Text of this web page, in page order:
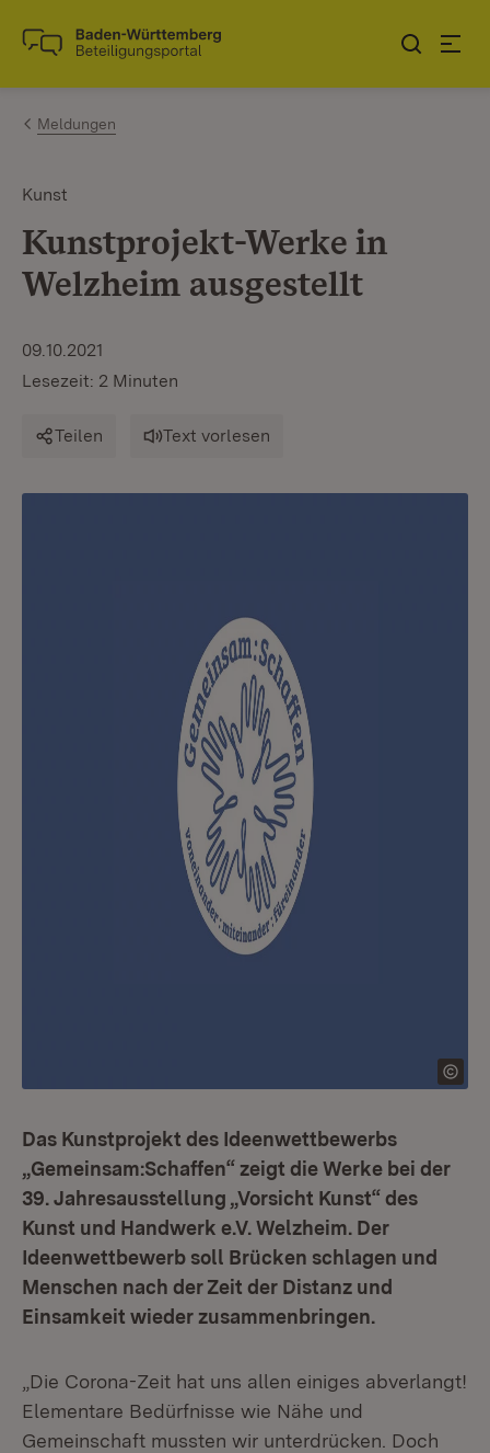
Zum Inhalt springen
Link zur Startseite
Meldungen
Kunst
Kunstprojekt-Werke in
Welzheim ausgestellt
09.10.2021
Lesezeit: 2 Minuten
Teilen Text vorlesen
Das Kunstprojekt des Ideenwettbewerbs
„Gemeinsam:Schaffen“ zeigt die Werke bei der
39. Jahresausstellung „Vorsicht Kunst“ des
Kunst und Handwerk e.V. Welzheim. Der
Ideenwettbewerb soll Brücken schlagen und
Menschen nach der Zeit der Distanz und
Einsamkeit wieder zusammenbringen.
„Die Corona-Zeit hat uns allen einiges abverlangt!
Elementare Bedürfnisse wie Nähe und
Gemeinschaft mussten wir unterdrücken. Doch